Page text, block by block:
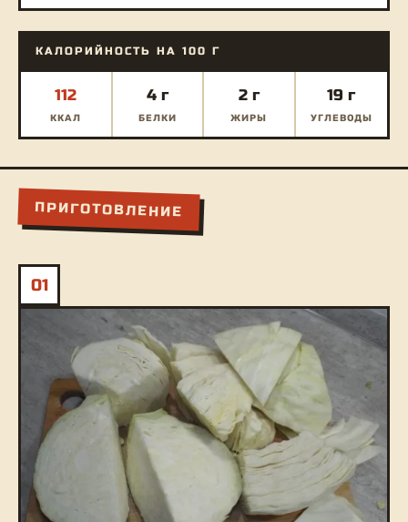
КАЛОРИЙНОСТЬ НА 100 Г
112
ККАЛ
4 г
БЕЛКИ
2 г
ЖИРЫ
19 г
УГЛЕВОДЫ
ПРИГОТОВЛЕНИЕ
01